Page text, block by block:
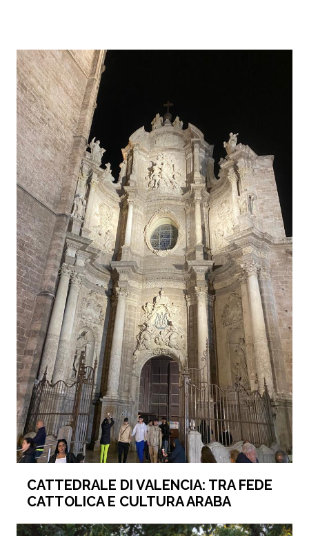
CATTEDRALE DI VALENCIA: TRA FEDE
CATTOLICA E CULTURA ARABA